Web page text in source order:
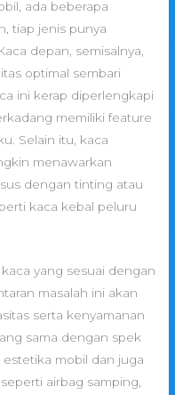
ada beberapa
tiap jenis punya
depan, semisalnya,
optimal sembari
ini kerap diperlengkapi
memiliki feature
Selain itu, kaca
menawarkan
dengan tinting atau
kaca kebal peluru
yang sesuai dengan
masalah ini akan
serta kenyamanan
sama dengan spek
mobil dan juga
airbag samping,